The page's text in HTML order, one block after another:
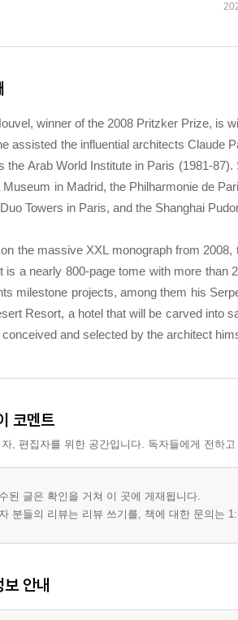
winner of the 2008 Pritzker Prize, is
assisted the influential architects Claude
the Arab World Institute in Paris (1981-
Museum in Madrid, the Philharmonie de
Towers in Paris, and the Shanghai
the massive XXL monograph from
is a nearly 800-page tome with more than
milestone projects, among them his
Resort, a hotel that will be carved into
and selected by the architect
코멘트
, 편집자를 위한 공간입니다. 독자들에게 전하
된 글은 확인을 거쳐 이 곳에 게재됩니다.
분들의 리뷰는 리뷰 쓰기를, 책에 대한 문의는
보 안내